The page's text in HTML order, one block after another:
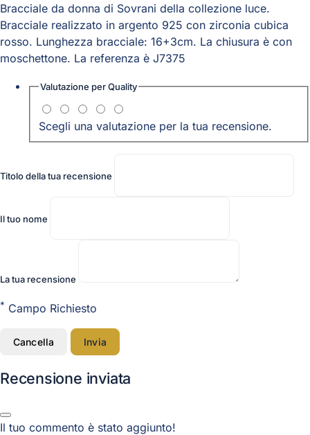
Bracciale da donna di Sovrani della collezione luce.
Bracciale realizzato in argento 925 con zirconia cubica
rosso. Lunghezza bracciale: 16+3cm. La chiusura è con
moschettone. La referenza è J7375
Valutazione perQuality
Scegli una valutazione per la tua recensione.
Titolo della tua recensione
Il tuo nome
La tua recensione
* Campo Richiesto
Cancella Invia
Recensione inviata
Il tuo commento è stato aggiunto!